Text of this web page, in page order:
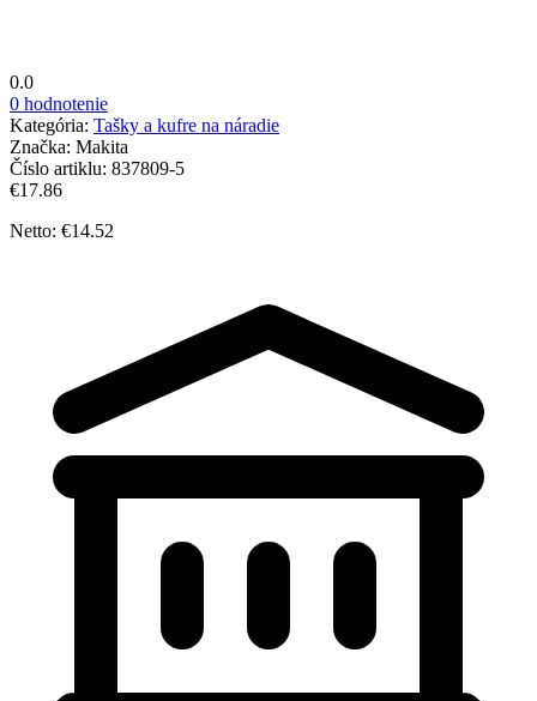
0.0
0 hodnotenie
Kategória: Tašky a kufre na náradie
Značka: Makita
Číslo artiklu: 837809-5
€17.86
Netto: €14.52